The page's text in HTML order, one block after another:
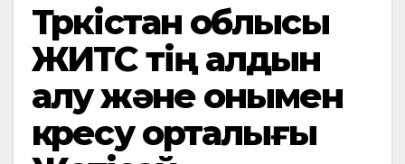
Түркістан облысы
ЖИТС тің алдын
алу және онымен
күресу орталығы